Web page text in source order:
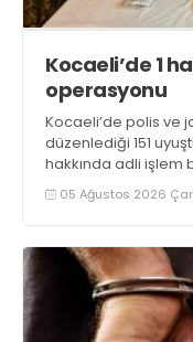
Kocaeli’de 1
operasyonu
Kocaeli’de polis ve
düzenlediği 151
hakkında adli işlem
2 kilogram
ele geçirilirken, 9
05 Ağustos 2026